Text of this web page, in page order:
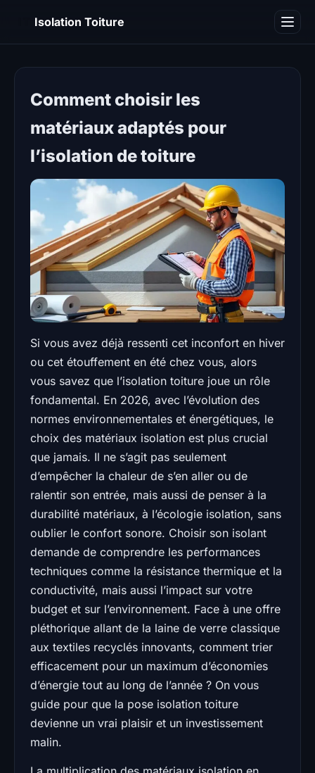
Isolation Toiture
Comment choisir les
matériaux adaptés pour
l’isolation de toiture
Si vous avez déjà ressenti cet inconfort en hiver
ou cet étouffement en été chez vous, alors
vous savez que l’isolation toiture joue un rôle
fondamental. En 2026, avec l’évolution des
normes environnementales et énergétiques, le
choix des matériaux isolation est plus crucial
que jamais. Il ne s’agit pas seulement
d’empêcher la chaleur de s’en aller ou de
ralentir son entrée, mais aussi de penser à la
durabilité matériaux, à l’écologie isolation, sans
oublier le confort sonore. Choisir son isolant
demande de comprendre les performances
techniques comme la résistance thermique et la
conductivité, mais aussi l’impact sur votre
budget et sur l’environnement. Face à une offre
pléthorique allant de la laine de verre classique
aux textiles recyclés innovants, comment trier
efficacement pour un maximum d’économies
d’énergie tout au long de l’année ? On vous
guide pour que la pose isolation toiture
devienne un vrai plaisir et un investissement
malin.